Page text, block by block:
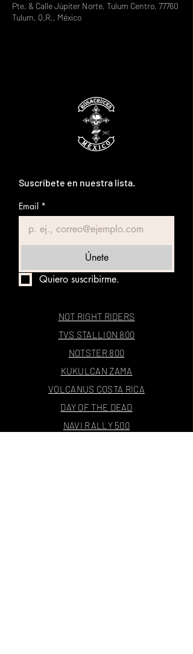
Pte. & Calle Júpiter Norte, Tulum Centro, 77760
Tulum, Q.R., México
Suscríbete en nuestra lista.
Email *
Únete
Quiero suscribirme.
NOT RIGHT RIDERS
TVS STALLION 800
NOTSTER 800
KUKULCAN ZAMA
VOLCANUS COSTA RICA
DAY OF THE DEAD
NAVI RALLY 500